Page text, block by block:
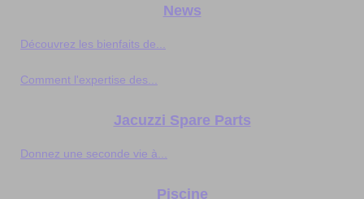
News
Découvrez les bienfaits de...
Comment l'expertise des...
Jacuzzi Spare Parts
Donnez une seconde vie à...
Piscine